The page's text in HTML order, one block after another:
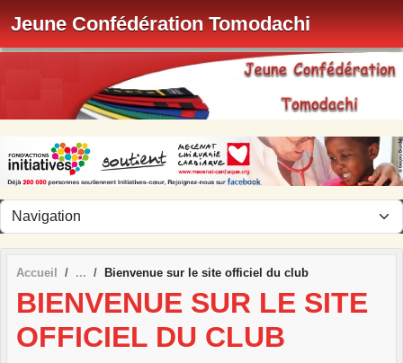
Jeune Confédération Tomodachi
Accueil Bienvenue sur le site officiel du club
BIENVENUE SUR LE SITE
OFFICIEL DU CLUB